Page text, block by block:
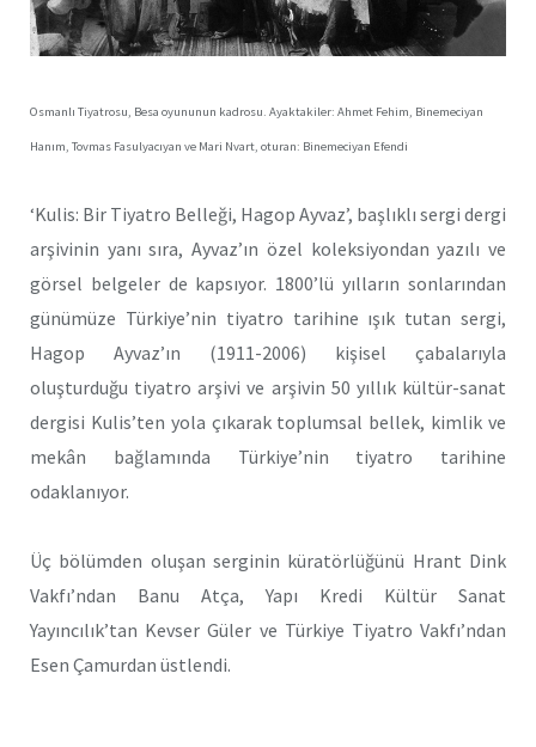
Osmanlı Tiyatrosu, Besa oyununun kadrosu. Ayaktakiler: Ahmet Fehim, Binemeciyan
Hanım, Tovmas Fasulyacıyan ve Mari Nvart, oturan: Binemeciyan Efendi
‘Kulis: Bir Tiyatro Belleği, Hagop Ayvaz’, başlıklı sergi dergi
arşivinin yanı sıra, Ayvaz’ın özel koleksiyondan yazılı ve
görsel belgeler de kapsıyor. 1800’lü yılların sonlarından
günümüze Türkiye’nin tiyatro tarihine ışık tutan sergi,
Hagop Ayvaz’ın (1911-2006) kişisel çabalarıyla
oluşturduğu tiyatro arşivi ve arşivin 50 yıllık kültür-sanat
dergisi Kulis’ten yola çıkarak toplumsal bellek, kimlik ve
mekân bağlamında Türkiye’nin tiyatro tarihine
odaklanıyor.
Üç bölümden oluşan serginin küratörlüğünü Hrant Dink
Vakfı’ndan Banu Atça, Yapı Kredi Kültür Sanat
Yayıncılık’tan Kevser Güler ve Türkiye Tiyatro Vakfı’ndan
Esen Çamurdan üstlendi.